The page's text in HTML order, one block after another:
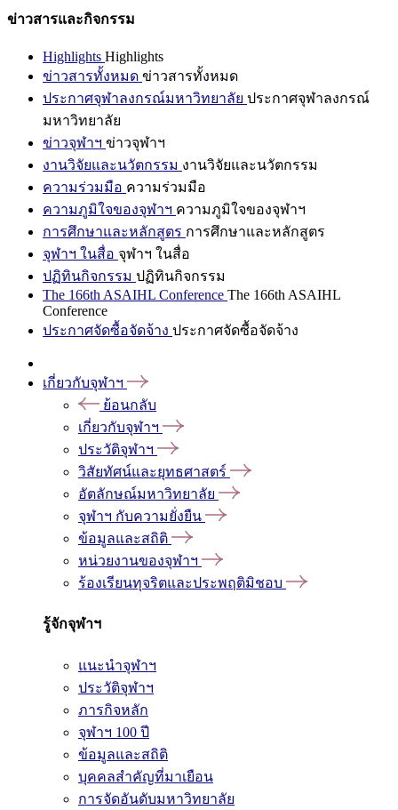
ข่าวสารและกิจกรรม
Highlights Highlights
ข่าวสารทั้งหมด ข่าวสารทั้งหมด
ประกาศจุฬาลงกรณ์มหาวิทยาลัย ประกาศจุฬาลงกรณ์
มหาวิทยาลัย
ข่าวจุฬาฯ ข่าวจุฬาฯ
งานวิจัยและนวัตกรรม งานวิจัยและนวัตกรรม
ความร่วมมือ ความร่วมมือ
ความภูมิใจของจุฬาฯ ความภูมิใจของจุฬาฯ
การศึกษาและหลักสูตร การศึกษาและหลักสูตร
จุฬาฯ ในสื่อ จุฬาฯ ในสื่อ
ปฏิทินกิจกรรม ปฏิทินกิจกรรม
The 166th ASAIHL Conference The 166th ASAIHL
Conference
ประกาศจัดซื้อจัดจ้าง ประกาศจัดซื้อจัดจ้าง
เกี่ยวกับจุฬาฯ
ย้อนกลับ
เกี่ยวกับจุฬาฯ
ประวัติจุฬาฯ
วิสัยทัศน์และยุทธศาสตร์
อัตลักษณ์มหาวิทยาลัย
จุฬาฯ กับความยั่งยืน
ข้อมูลและสถิติ
หน่วยงานของจุฬาฯ
ร้องเรียนทุจริตและประพฤติมิชอบ
รู้จักจุฬาฯ
แนะนำจุฬาฯ
ประวัติจุฬาฯ
ภารกิจหลัก
จุฬาฯ 100 ปี
ข้อมูลและสถิติ
บุคคลสำคัญที่มาเยือน
การจัดอันดับมหาวิทยาลัย